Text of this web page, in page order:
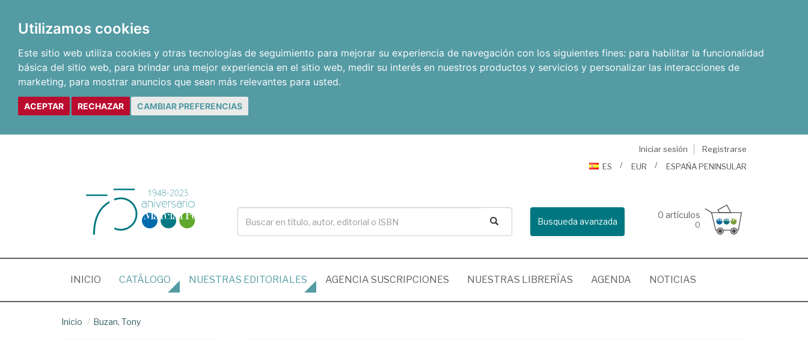
Utilizamos cookies
Este sitio web utiliza cookies y otras tecnologías de seguimiento para mejorar su experiencia de navegación con los siguientes fines: para habilitar la funcionalidad
básica del sitio web, para brindar una mejor experiencia en el sitio web, medir su interés en nuestros productos y servicios y personalizar las interacciones de
marketing, para mostrar anuncios que sean más relevantes para usted.
ACEPTAR RECHAZAR CAMBIAR PREFERENCIAS
Iniciar sesión
Registrarse
ES
EUR ESPAÑA PENINSULAR
Busqueda avanzada
0 artículos
0
INICIO (CURRENT)
CATÁLOGO NUESTRAS EDITORIALES AGENCIA SUSCRIPCIONES NUESTRAS LIBRERÍAS AGENDA NOTICIAS
Inicio Buzan, Tony